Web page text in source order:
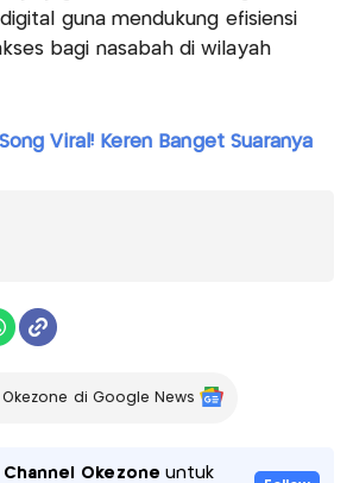
guna mendukung efisiensi
bagi nasabah di wilayah
Viral! Keren Banget Suaranya
Okezone di Google News
Okezone untuk